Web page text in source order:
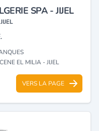
SPA - JIJEL
EL MILIA - JIJEL
VERS LA PAGE